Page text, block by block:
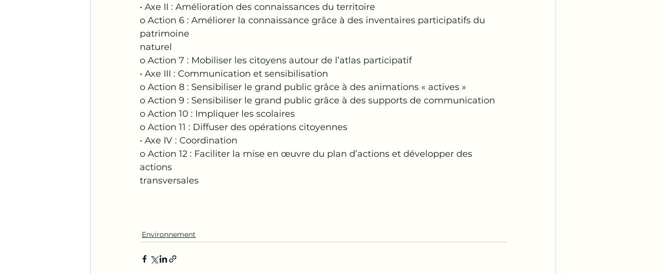
• Axe II : Amélioration des connaissances du territoire
o Action 6 : Améliorer la connaissance grâce à des inventaires participatifs du
patrimoine
naturel
o Action 7 : Mobiliser les citoyens autour de l’atlas participatif
• Axe III : Communication et sensibilisation
o Action 8 : Sensibiliser le grand public grâce à des animations « actives »
o Action 9 : Sensibiliser le grand public grâce à des supports de communication
o Action 10 : Impliquer les scolaires
o Action 11 : Diffuser des opérations citoyennes
• Axe IV : Coordination
o Action 12 : Faciliter la mise en œuvre du plan d’actions et développer des
actions
transversales
Environnement